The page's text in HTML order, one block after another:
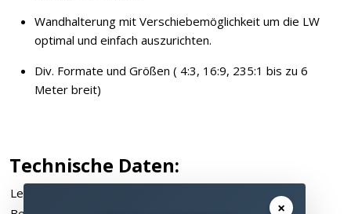
Wandhalterung mit Verschiebemöglichkeit um die LW
optimal und einfach auszurichten.
Div. Formate und Größen ( 4:3, 16:9, 235:1 bis zu 6
Meter breit)
Technische Daten:
Leinwandtyp:
×